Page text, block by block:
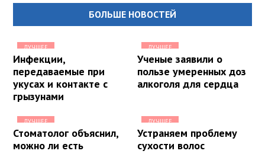
БОЛЬШЕ НОВОСТЕЙ
ЛУЧШЕЕ
Инфекции,
передаваемые при
укусах и контакте с
грызунами
ЛУЧШЕЕ
Ученые заявили о
пользе умеренных доз
алкоголя для сердца
ЛУЧШЕЕ
Стоматолог объяснил,
можно ли есть
ЛУЧШЕЕ
Устраняем проблему
сухости волос